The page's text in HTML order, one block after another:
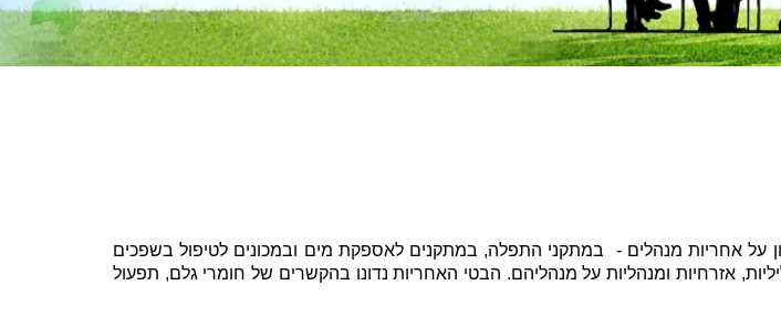
על אחריות מנהלים - במתקני התפלה, במתקנים לאספקת מים ובמכונים לטיפול בשפכים
אזרחיות ומנהליות על מנהליהם. הבטי האחריות נדונו בהקשרים של חומרי גלם, תפעול